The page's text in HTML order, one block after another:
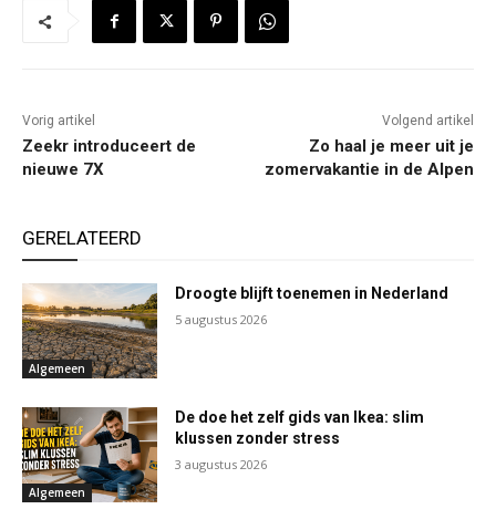
Vorig artikel
Zeekr introduceert de
nieuwe 7X
Volgend artikel
Zo haal je meer uit je
zomervakantie in de Alpen
GERELATEERD
Algemeen
Droogte blijft toenemen in Nederland
5 augustus 2026
Algemeen
De doe het zelf gids van Ikea: slim
klussen zonder stress
3 augustus 2026